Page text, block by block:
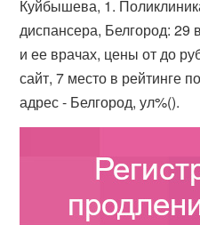
Куйбышева, 1.
диспансера, Белгород: 29
и ее врачах, цены от до
сайт, 7 место в рейтинге
адрес - Белгород, ул%().